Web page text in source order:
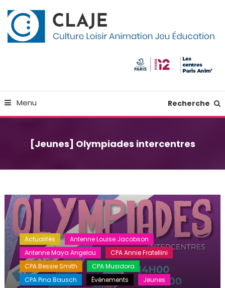
To
Content
Menu Recherche
[Jeunes] Olympiades intercentres
Actualités
Antenne Louise Jacobson
Antenne Maya Angelou
CPA Annie Fratellini
CPA Bessie Smith
CPA Musidora
CPA Pina Bausch
Événements
Jeunes